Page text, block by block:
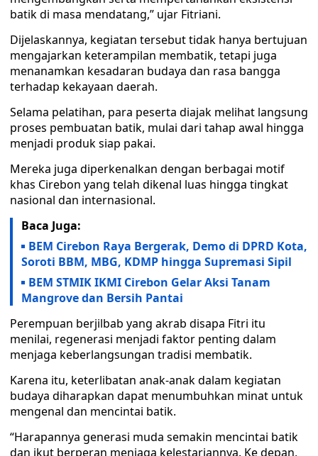
batik di masa mendatang,” ujar Fitriani.
Dijelaskannya, kegiatan tersebut tidak hanya bertujuan
mengajarkan keterampilan membatik, tetapi juga
menanamkan kesadaran budaya dan rasa bangga
terhadap kekayaan daerah.
Selama pelatihan, para peserta diajak melihat langsung
proses pembuatan batik, mulai dari tahap awal hingga
menjadi produk siap pakai.
Mereka juga diperkenalkan dengan berbagai motif
khas Cirebon yang telah dikenal luas hingga tingkat
nasional dan internasional.
Baca Juga:
BEM Cirebon Raya Bergerak, Demo di DPRD Kota,
Soroti BBM, MBG, KDMP hingga Supremasi Sipil
BEM STMIK IKMI Cirebon Gelar Aksi Tanam
Mangrove dan Bersih Pantai
Perempuan berjilbab yang akrab disapa Fitri itu
menilai, regenerasi menjadi faktor penting dalam
menjaga keberlangsungan tradisi membatik.
Karena itu, keterlibatan anak-anak dalam kegiatan
budaya diharapkan dapat menumbuhkan minat untuk
mengenal dan mencintai batik.
“Harapannya generasi muda semakin mencintai batik
dan ikut berperan menjaga kelestariannya. Ke depan,